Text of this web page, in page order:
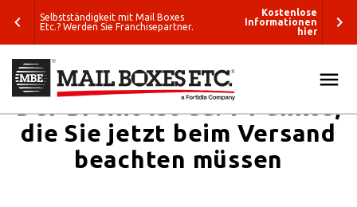
Selbstständigkeit mit Mail Boxes
Etc.? Werden Sie Franchisepartner.
Kostenlose
Informationen
hier
SUCHEN
ALLE
LÖSUNGEN
Der Brexit ist da: 7 Punkte,
die Sie jetzt beim Versand
beachten müssen